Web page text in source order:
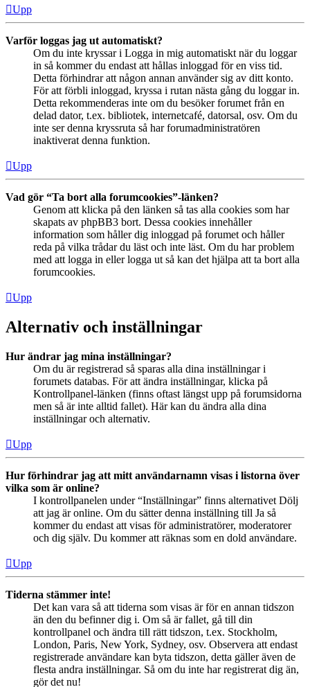
Upp
Varför loggas jag ut automatiskt?
Om du inte kryssar i Logga in mig automatiskt när du loggar
in så kommer du endast att hållas inloggad för en viss tid.
Detta förhindrar att någon annan använder sig av ditt konto.
För att förbli inloggad, kryssa i rutan nästa gång du loggar in.
Detta rekommenderas inte om du besöker forumet från en
delad dator, t.ex. bibliotek, internetcafé, datorsal, osv. Om du
inte ser denna kryssruta så har forumadministratören
inaktiverat denna funktion.
Upp
Vad gör “Ta bort alla forumcookies”-länken?
Genom att klicka på den länken så tas alla cookies som har
skapats av phpBB3 bort. Dessa cookies innehåller
information som håller dig inloggad på forumet och håller
reda på vilka trådar du läst och inte läst. Om du har problem
med att logga in eller logga ut så kan det hjälpa att ta bort alla
forumcookies.
Upp
Alternativ och inställningar
Hur ändrar jag mina inställningar?
Om du är registrerad så sparas alla dina inställningar i
forumets databas. För att ändra inställningar, klicka på
Kontrollpanel-länken (finns oftast längst upp på forumsidorna
men så är inte alltid fallet). Här kan du ändra alla dina
inställningar och alternativ.
Upp
Hur förhindrar jag att mitt användarnamn visas i listorna över
vilka som är online?
I kontrollpanelen under “Inställningar” finns alternativet Dölj
att jag är online. Om du sätter denna inställning till Ja så
kommer du endast att visas för administratörer, moderatorer
och dig själv. Du kommer att räknas som en dold användare.
Upp
Tiderna stämmer inte!
Det kan vara så att tiderna som visas är för en annan tidszon
än den du befinner dig i. Om så är fallet, gå till din
kontrollpanel och ändra till rätt tidszon, t.ex. Stockholm,
London, Paris, New York, Sydney, osv. Observera att endast
registrerade användare kan byta tidszon, detta gäller även de
flesta andra inställningar. Så om du inte har registrerat dig än,
gör det nu!